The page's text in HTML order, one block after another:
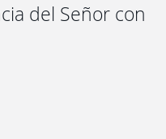
del Señor con